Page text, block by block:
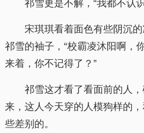
祁雪更是不解，“我都不认
宋琪琪看着面色有些阴沉
祁雪的袖子，“校霸凌沐阳啊，
来着，你不记得了？”
祁雪这才看了看面前的人
来，这人今天穿的人模狗样的
些差别的。